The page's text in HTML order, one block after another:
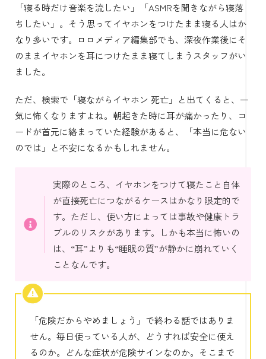
「寝る時だけ音楽を流したい」「ASMRを聞きながら寝落
ちしたい」。そう思ってイヤホンをつけたまま寝る人はか
なり多いです。ロロメディア編集部でも、深夜作業後にそ
のままイヤホンを耳につけたまま寝てしまうスタッフがい
ました。
ただ、検索で「寝ながらイヤホン 死亡」と出てくると、一
気に怖くなりますよね。朝起きた時に耳が痛かったり、コ
ードが首元に絡まっていた経験があると、「本当に危ない
のでは」と不安になるかもしれません。
実際のところ、イヤホンをつけて寝たこと自体
が直接死亡につながるケースはかなり限定的で
す。ただし、使い方によっては事故や健康トラ
ブルのリスクがあります。しかも本当に怖いの
は、“耳”よりも“睡眠の質”が静かに崩れていく
ことなんです。
「危険だからやめましょう」で終わる話ではありま
せん。毎日使っている人が、どうすれば安全に使え
るのか。どんな症状が危険サインなのか。そこまで